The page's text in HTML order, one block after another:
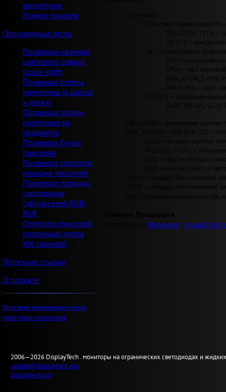
мониторов
Размер пикселя
Оперативные тесты
Проверка наличия
цветового сдвига
(color-shift)
Проверка потерь
полутонов (в светах
и тенях)
Проверка потерь
полутонов на
градиенте
Проверка битых
пикселей
Проверка скорости
реакции пикселей
Проверка порядка
следования
субпикселей RGB-
BGR
Структура пикселей
различных типов
ЖК-панелей
Полезные ссылки
О проекте
Описания инженерных меню
некоторых мониторов
TN — твист-ориентация
STN, DSTN, TSTN
TN TFT — каждая
VA — гомеотропная
ASV —
CPVA — VA с
MVA, A-MVA, S-
PVA, S-PVA — двух-
IPS, FFS — планарная
S-IPS, DD-IPS, SA-
FRC, Hi-FRC — увеличение
CCFL, WG CCFL, LED, RGB LED
CCFL — флюресцентные
WG CCFL — CCFL с
LED — массив «белых»
RGB — массив триад из
LVDS — стандарт, описывающий
TMDS — стандарт, описывающий
eDP — стандарт подключения
Panelook Impact
2006—2026 DisplayTech . мониторы на огранических светодиодах и
update@displaytech.org
displaytech.org